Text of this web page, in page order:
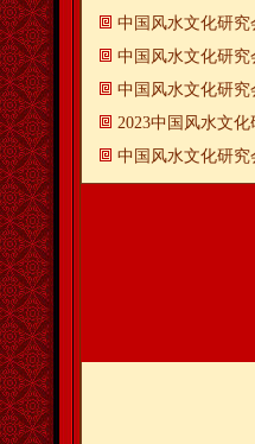
中国风水文化研究
中国风水文化研究
中国风水文化研究
2023中国风水文化
中国风水文化研究